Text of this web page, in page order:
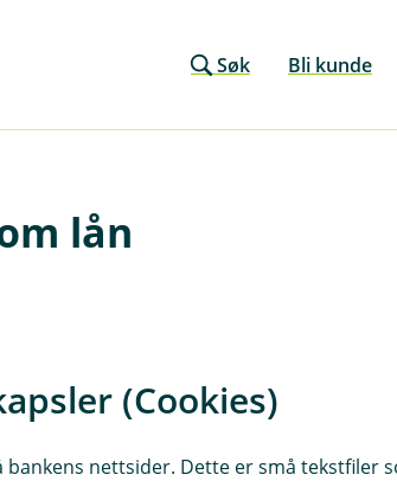
Søk Bli kunde
lån
(Cookies)
nettsider. Dette er små tekstfiler